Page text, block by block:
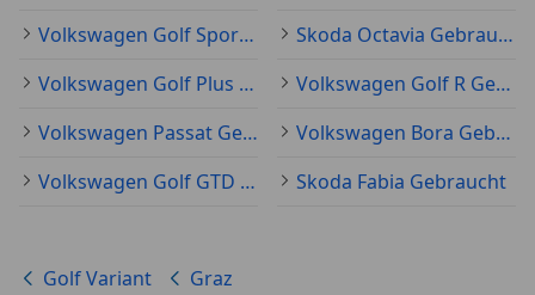
Volkswagen Golf Sportsvan Gebraucht
Skoda Octavia Gebraucht
Volkswagen Golf Plus Gebraucht
Volkswagen Golf R Gebraucht
Volkswagen Passat Gebraucht
Volkswagen Bora Gebraucht
Volkswagen Golf GTD Gebraucht
Skoda Fabia Gebraucht
Golf Variant Graz